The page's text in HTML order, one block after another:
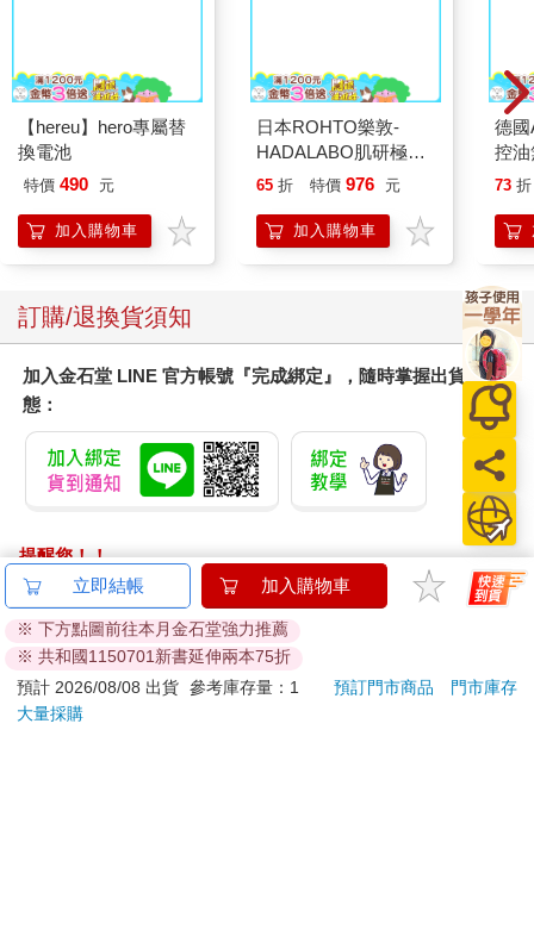
【hereu】hero專屬替
換電池
特價 490 元
加入購物車
日本ROHTO樂敦-
HADALABO肌研極潤
金緻7重玻尿酸高效保
140ml/金瓶(Premium
臉部肌膚護理乳霜,素
65 折 特價 976 元
加入購物車
德國
控
凝露
調
滋
73 折
訂購/退換貨須知
加入金石堂 LINE 官方帳號『完成綁定』，隨時掌握出貨動
態：
提醒您！！
金石堂及銀行均不會請您操作ATM! 如接獲電話要求您前往
ATM提款機，請不要聽從指示，以免受騙上當！
退換貨須知：
**提醒您，鑑賞期不等於試用期，退回商品須為全新狀態**
依據「消費者保護法」第19條及行政院消費者保護處公告之
立即結帳 加入購物車
※ 下方點圖前往本月金石堂強力推薦
※ 共和國1150701新書延伸兩本75折
預計 2026/08/08 出貨 參考庫存量：1 預訂門市商品
門市庫存
大量採購